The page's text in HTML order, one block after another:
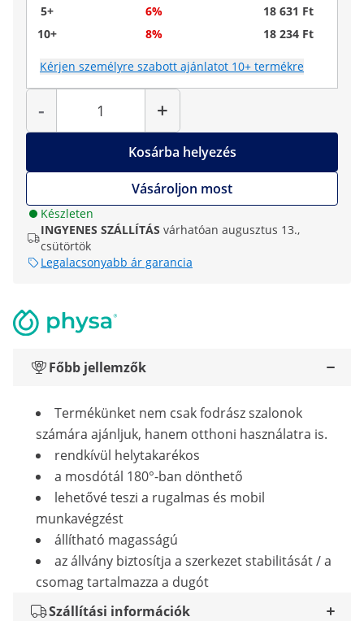
5+
6%
18 631 Ft
10+
8% 18 234 Ft
Kérjen személyre szabott ajánlatot 10+ termékre
-
Mennyiség
+
Kosárba helyezés
Vásároljon most
Készleten
INGYENES SZÁLLÍTÁS várhatóan augusztus 13.,
csütörtök
Legalacsonyabb ár garancia
Főbb jellemzők
Termékünket nem csak fodrász szalonok
számára ajánljuk, hanem otthoni használatra is.
rendkívül helytakarékos
a mosdótál 180°-ban dönthető
lehetővé teszi a rugalmas és mobil
munkavégzést
állítható magasságú
az állvány biztosítja a szerkezet stabilitását / a
csomag tartalmazza a dugót
Szállítási információk